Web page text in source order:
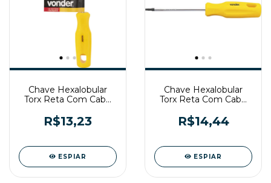
Chave Hexalobular
Torx Reta Com Cabo
R$13,23
ESPIAR
Chave Hexalobular
Torx Reta Com Cabo
R$14,44
ESPIAR